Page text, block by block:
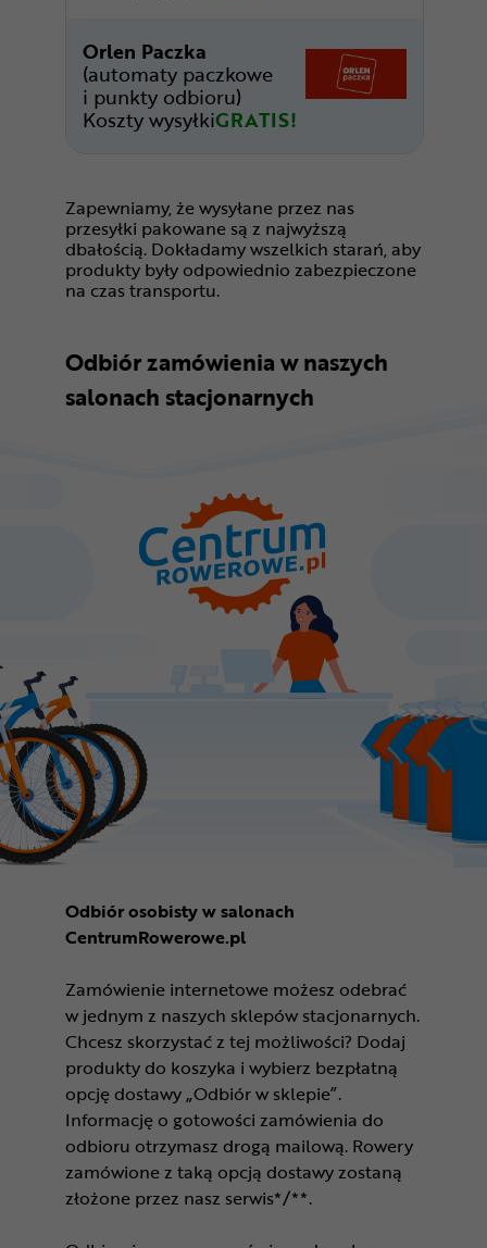
Orlen Paczka
(automaty paczkowe
i punkty odbioru)
Koszty wysyłkiGRATIS!
Zapewniamy, że wysyłane przez nas
przesyłki pakowane są z najwyższą
dbałością. Dokładamy wszelkich starań, aby
produkty były odpowiednio zabezpieczone
na czas transportu.
Odbiór zamówienia w naszych
salonach stacjonarnych
Odbiór osobisty w salonach
CentrumRowerowe.pl
Zamówienie internetowe możesz odebrać
w jednym z naszych sklepów stacjonarnych.
Chcesz skorzystać z tej możliwości? Dodaj
produkty do koszyka i wybierz bezpłatną
opcję dostawy „Odbiór w sklepie”.
Informację o gotowości zamówienia do
odbioru otrzymasz drogą mailową. Rowery
zamówione z taką opcją dostawy zostaną
złożone przez nasz serwis*/**.